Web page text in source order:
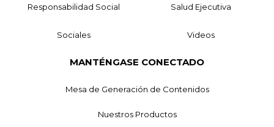
Responsabilidad Social Salud Ejecutiva
Sociales Videos
MANTÉNGASE CONECTADO
Mesa de Generación de Contenidos
Nuestros Productos